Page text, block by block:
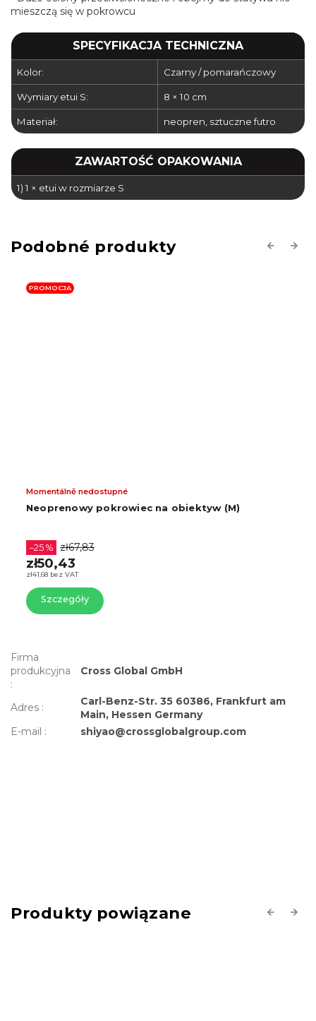
mieszczą się w pokrowcu
SPECYFIKACJA TECHNICZNA
Kolor: Czarny / pomarańczowy
Wymiary etui S: 8 × 10 cm
Materiał: neopren, sztuczne futro
ZAWARTOŚĆ OPAKOWANIA
1) 1 × etui w rozmiarze S
Previous
PROMOCJA
Neoprenowy pokrowiec na obiektyw (M)
Momentálně nedostupné
zł41,68 bez VAT
–25 % zł67,83
zł50,43
Szczegóły
Next
Firma
produkcyjna
:
Cross Global GmbH
Adres :
Carl-Benz-Str. 35 60386, Frankfurt am
Main, Hessen Germany
E-mail : shiyao@crossglobalgroup.com
Produkty powiązane Previous
Next